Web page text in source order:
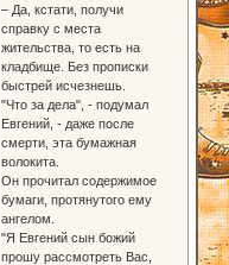
– Да, кстати, получи
справку с места
жительства, то есть на
кладбище. Без прописки
быстрей исчезнешь.
"Что за дела", - подумал
Евгений, - даже после
смерти, эта бумажная
волокита.
Он прочитал содержимое
бумаги, протянутого ему
ангелом.
"Я Евгений сын божий
прошу рассмотреть Вас,